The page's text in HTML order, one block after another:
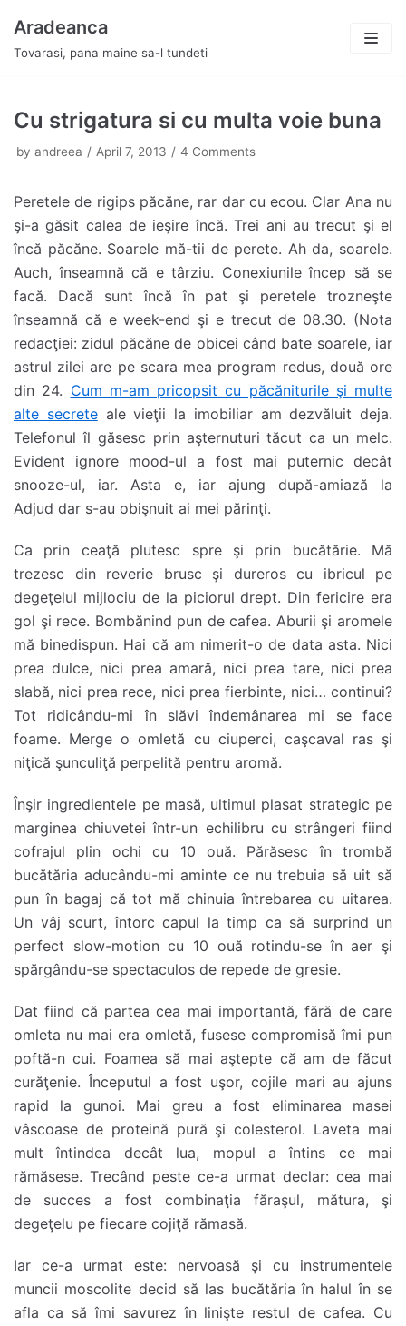
Skip
to
Aradeanca
Tovarasi, pana maine sa-l tundeti
Cu strigatura si cu multa voie buna
by andreea April 7, 2013 4 Comments
Peretele de rigips păcăne, rar dar cu ecou. Clar Ana nu
şi-a găsit calea de ieşire încă. Trei ani au trecut şi el
încă păcăne. Soarele mă-tii de perete. Ah da, soarele.
Auch, înseamnă că e târziu. Conexiunile încep să se
facă. Dacă sunt încă în pat şi peretele trozneşte
înseamnă că e week-end şi e trecut de 08.30. (Nota
redacţiei: zidul păcăne de obicei când bate soarele, iar
astrul zilei are pe scara mea program redus, două ore
din 24. Cum m-am pricopsit cu păcăniturile şi multe
alte secreteale vieţii la imobiliar am dezvăluit deja.
Telefonul îl găsesc prin aşternuturi tăcut ca un melc.
Evident ignore mood-ul a fost mai puternic decât
snooze-ul, iar. Asta e, iar ajung după-amiază la
Adjud dar s-au obişnuit ai mei părinţi.
Ca prin ceaţă plutesc spre şi prin bucătărie. Mă
trezesc din reverie brusc şi dureros cu ibricul pe
degeţelul mijlociu de la piciorul drept. Din fericire era
gol şi rece. Bombănind pun de cafea. Aburii şi aromele
mă binedispun. Hai că am nimerit-o de data asta. Nici
prea dulce, nici prea amară, nici prea tare, nici prea
slabă, nici prea rece, nici prea fierbinte, nici… continui?
Tot ridicându-mi în slăvi îndemânarea mi se face
foame. Merge o omletă cu ciuperci, caşcaval ras şi
niţică şunculiţă perpelită pentru aromă.
Înşir ingredientele pe masă, ultimul plasat strategic pe
marginea chiuvetei într-un echilibru cu strângeri fiind
cofrajul plin ochi cu 10 ouă. Părăsesc în trombă
bucătăria aducându-mi aminte ce nu trebuia să uit să
pun în bagaj că tot mă chinuia întrebarea cu uitarea.
Un vâj scurt, întorc capul la timp ca să surprind un
perfect slow-motion cu 10 ouă rotindu-se în aer şi
spărgându-se spectaculos de repede de gresie.
Dat fiind că partea cea mai importantă, fără de care
omleta nu mai era omletă, fusese compromisă îmi pun
poftă-n cui. Foamea să mai aştepte că am de făcut
curăţenie. Începutul a fost uşor, cojile mari au ajuns
rapid la gunoi. Mai greu a fost eliminarea masei
vâscoase de proteină pură şi colesterol. Laveta mai
mult întindea decât lua, mopul a întins ce mai
rămăsese. Trecând peste ce-a urmat declar: cea mai
de succes a fost combinaţia făraşul, mătura, şi
degeţelu pe fiecare cojiţă rămasă.
Iar ce-a urmat este: nervoasă şi cu instrumentele
muncii moscolite decid să las bucătăria în halul în se
afla ca să îmi savurez în linişte restul de cafea. Cu